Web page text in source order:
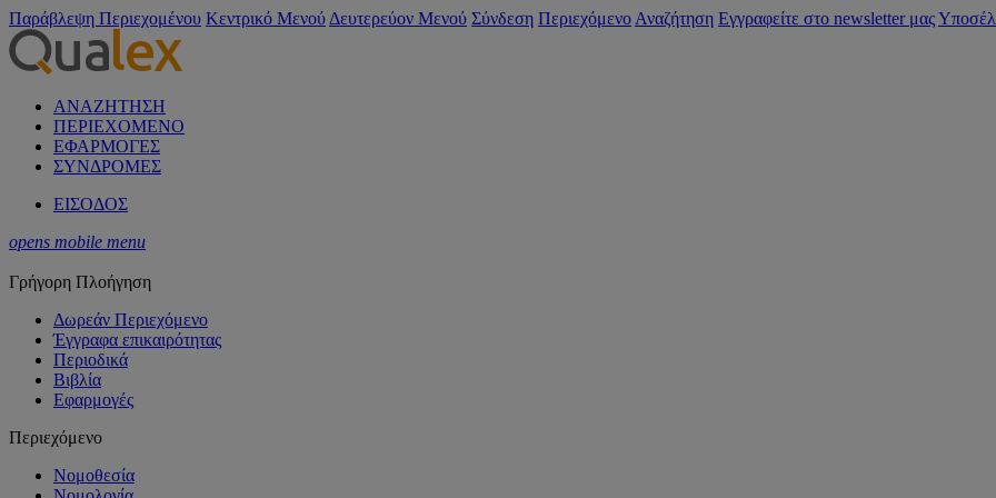
Παράβλεψη Περιεχομένου Κεντρικό Μενού Δευτερεύον Μενού Σύνδεση Περιεχόμενο Αναζήτηση Εγγραφείτε στο newsletter μας
ΑΝΑΖΗΤΗΣΗ
ΠΕΡΙΕΧΟΜΕΝΟ
ΕΦΑΡΜΟΓΕΣ
ΣΥΝΔΡΟΜΕΣ
ΕΙΣΟΔΟΣ
opens mobile menu
Γρήγορη Πλοήγηση
Δωρεάν Περιεχόμενο
Έγγραφα επικαιρότητας
Περιοδικά
Βιβλία
Εφαρμογές
Περιεχόμενο
Νομοθεσία